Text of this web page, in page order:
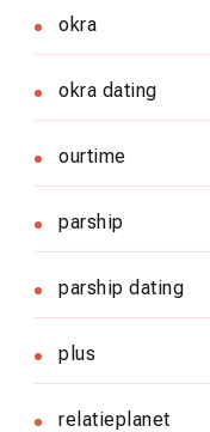
okra
okra dating
ourtime
parship
parship dating
plus
relatieplanet